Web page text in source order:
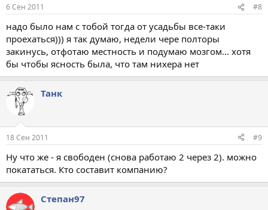
6 Сен 2011 #8
надо было нам с тобой тогда от усадьбы все-таки
проехаться))) я так думаю, недели чере полторы
закинусь, отфотаю местность и подумаю мозгом... хотя
бы чтобы ясность была, что там нихера нет
Танк
18 Сен 2011 #9
Ну что же - я свободен (снова работаю 2 через 2). можно
покататься. Кто составит компанию?
Степан97